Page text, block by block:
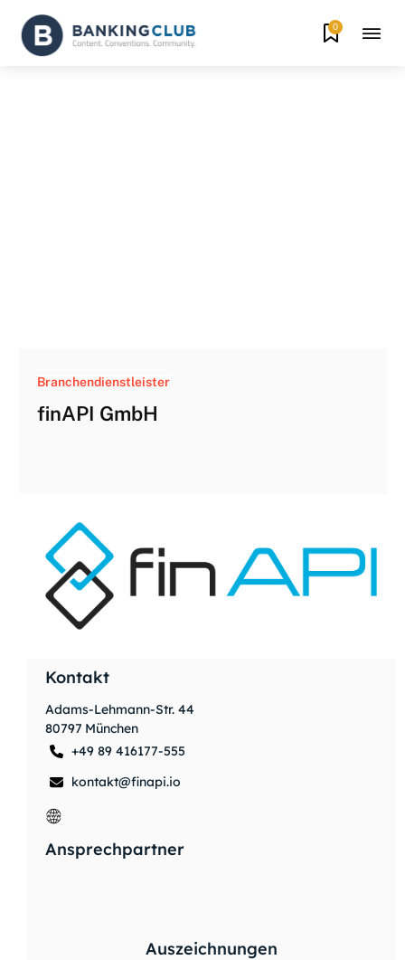
0
Branchendienstleister
finAPI GmbH
Kontakt
Adams-Lehmann-Str. 44
80797 München
+49 89 416177-555
kontakt@finapi.io
Ansprechpartner
Auszeichnungen